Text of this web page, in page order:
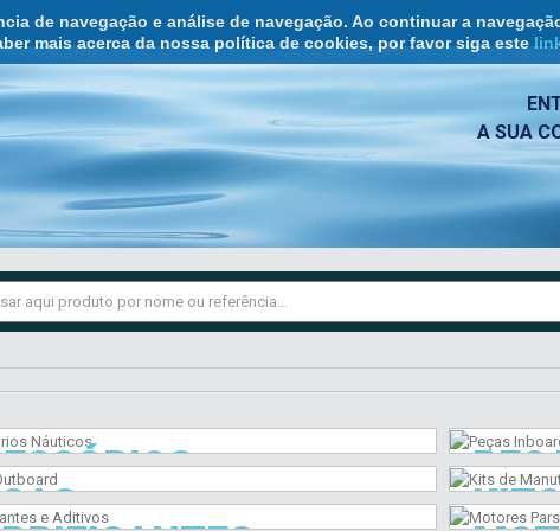
de navegação e análise de navegação. Ao continuar a
mais acerca da nossa política de cookies, por favor siga este
A SUA